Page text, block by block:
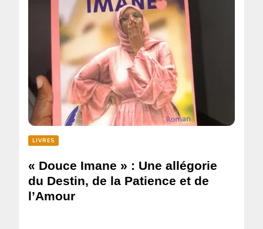
LIVRES
« Douce Imane » : Une allégorie
du Destin, de la Patience et de
l’Amour